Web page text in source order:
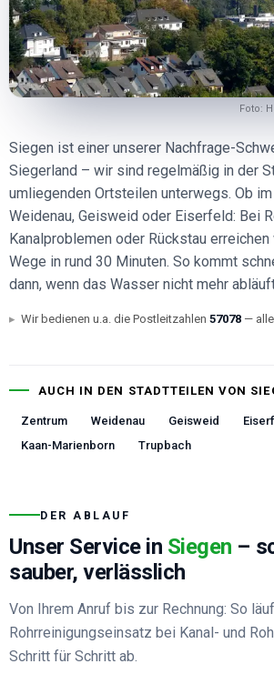
Foto:
Siegen ist einer unserer Nachfrage-
Siegerland – wir sind regelmäßig in der
umliegenden Ortsteilen unterwegs. Ob im
Weidenau, Geisweid oder Eiserfeld: Bei
Kanalproblemen oder Rückstau
Wege in rund 30 Minuten. So kommt
dann, wenn das Wasser nicht mehr
Wir bedienen u.a. die Postleitzahlen 57078 —
AUCH IN DEN STADTTEILEN VON
Zentrum Weidenau Geisweid
Kaan-Marienborn
Trupbach
DER ABLAUF
Unser Service in Siegen –
sauber, verlässlich
Von Ihrem Anruf bis zur Rechnung: So
Rohrreinigungseinsatz bei Kanal- und
Schritt für Schritt ab.